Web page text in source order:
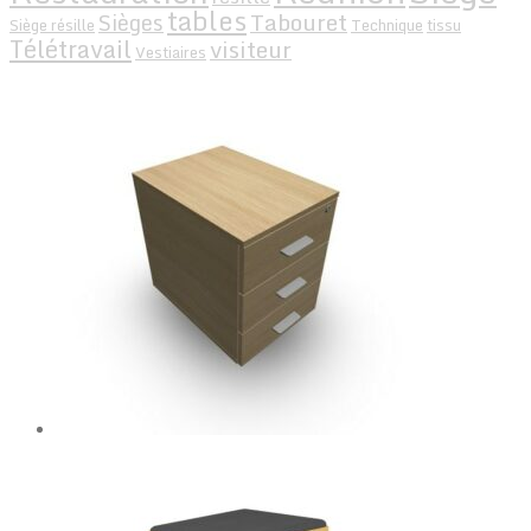
Siège résille SiègestablesTabouret Technique tissu
Télétravail Vestiaires visiteur